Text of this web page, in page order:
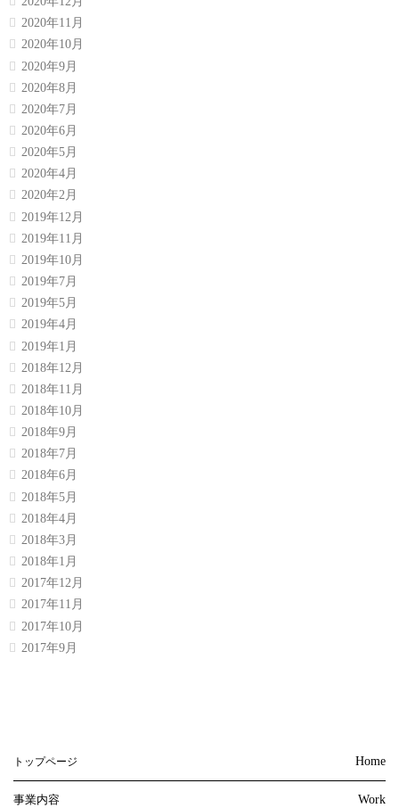
2020年11月
2020年10月
2020年9月
2020年8月
2020年7月
2020年6月
2020年5月
2020年4月
2020年2月
2019年12月
2019年11月
2019年10月
2019年7月
2019年5月
2019年4月
2019年1月
2018年12月
2018年11月
2018年10月
2018年9月
2018年7月
2018年6月
2018年5月
2018年4月
2018年3月
2018年1月
2017年12月
2017年11月
2017年10月
2017年9月
トップページ Home
事業内容 Work